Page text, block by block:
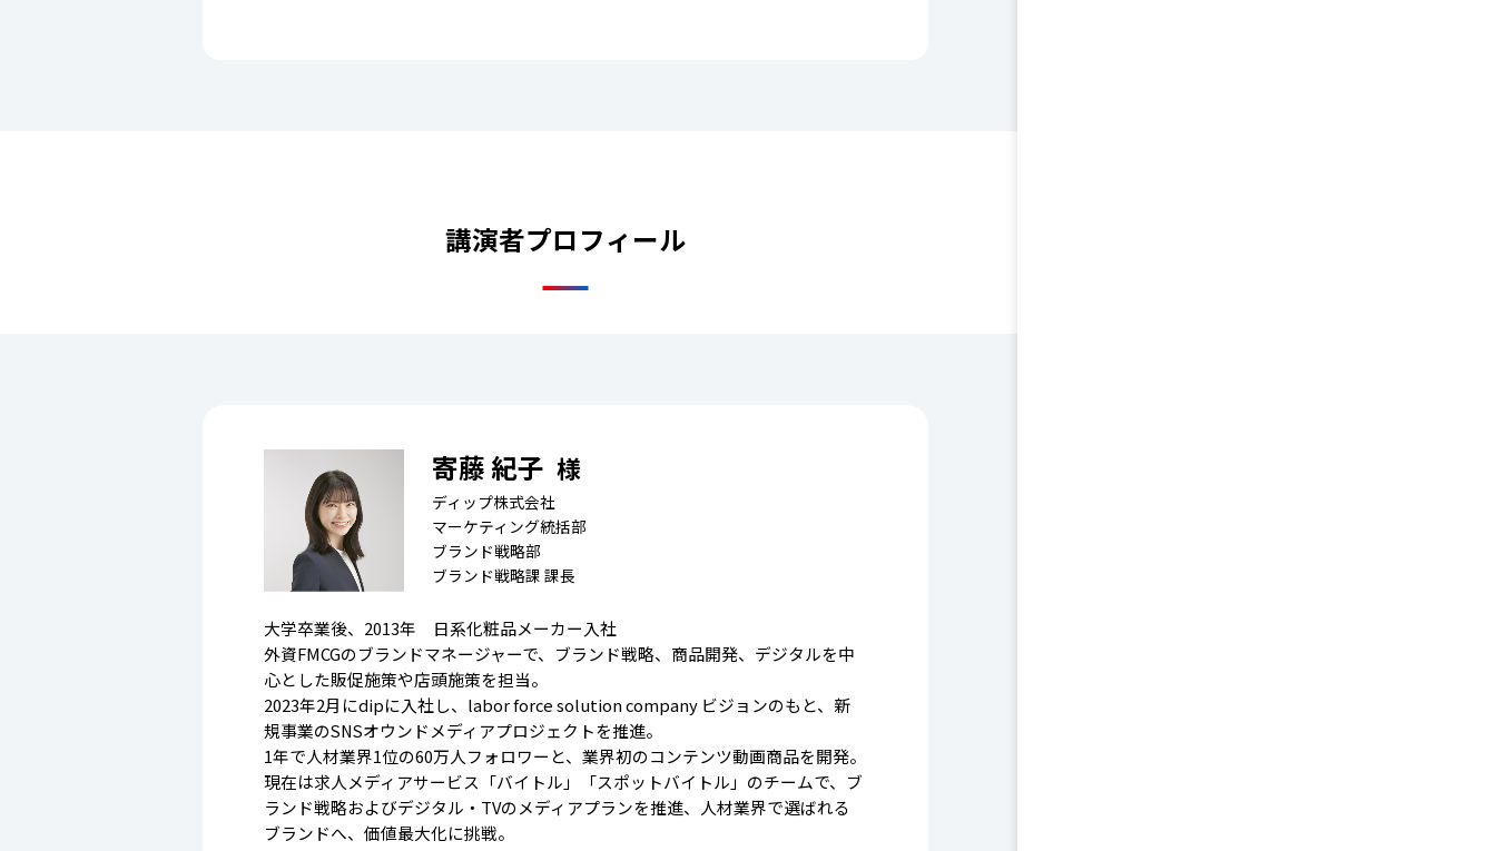
講演者プロフィール
寄藤 紀子 様
ディップ株式会社
マーケティング統括部
ブランド戦略部
ブランド戦略課 課長
大学卒業後、2013年 日系化粧品メーカー入社
外資FMCGのブランドマネージャーで、ブランド戦略、商品開発、デジタルを中
心とした販促施策や店頭施策を担当。
2023年2月にdipに入社し、labor force solution company ビジョンのもと、新
規事業のSNSオウンドメディアプロジェクトを推進。
1年で人材業界1位の60万人フォロワーと、業界初のコンテンツ動画商品を開発。
現在は求人メディアサービス「バイトル」「スポットバイトル」のチームで、ブ
ランド戦略およびデジタル・TVのメディアプランを推進、人材業界で選ばれる
ブランドへ、価値最大化に挑戦。